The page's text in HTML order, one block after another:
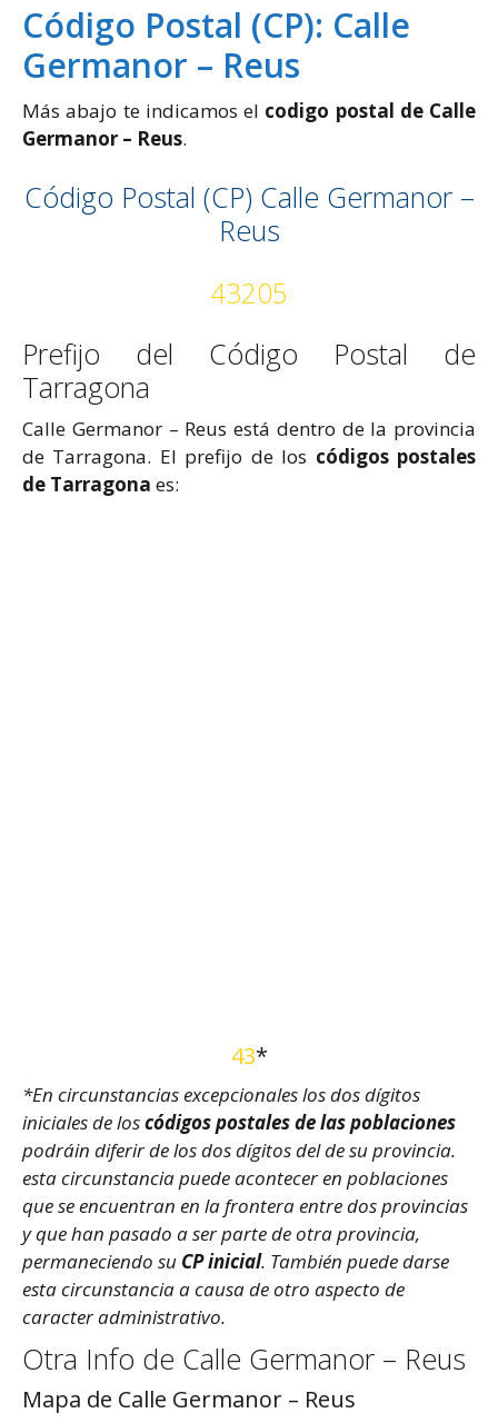
Código Postal (CP): Calle
Germanor – Reus
Más abajo te indicamos el codigo postal de Calle
Germanor – Reus.
Código Postal (CP) Calle Germanor –
Reus
43205
Prefijo del Código Postal de
Tarragona
Calle Germanor – Reus está dentro de la provincia
de Tarragona. El prefijo de los códigos postales
de Tarragona es:
43*
*En circunstancias excepcionales los dos dígitos
iniciales de loscódigos postales de las poblaciones
podráin diferir de los dos dígitos del de su provincia.
esta circunstancia puede acontecer en poblaciones
que se encuentran en la frontera entre dos provincias
y que han pasado a ser parte de otra provincia,
permaneciendo su CP inicial. También puede darse
esta circunstancia a causa de otro aspecto de
caracter administrativo.
Otra Info de Calle Germanor – Reus
Mapa de Calle Germanor – Reus